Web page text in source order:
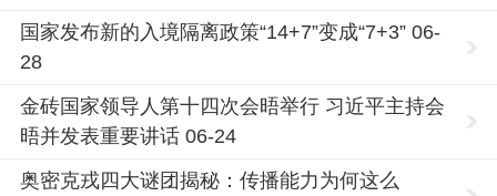
国家发布新的入境隔离政策“14+7”变成“7+3” 06-
28
金砖国家领导人第十四次会晤举行 习近平主持会
晤并发表重要讲话 06-24
奥密克戎四大谜团揭秘：传播能力为何这么